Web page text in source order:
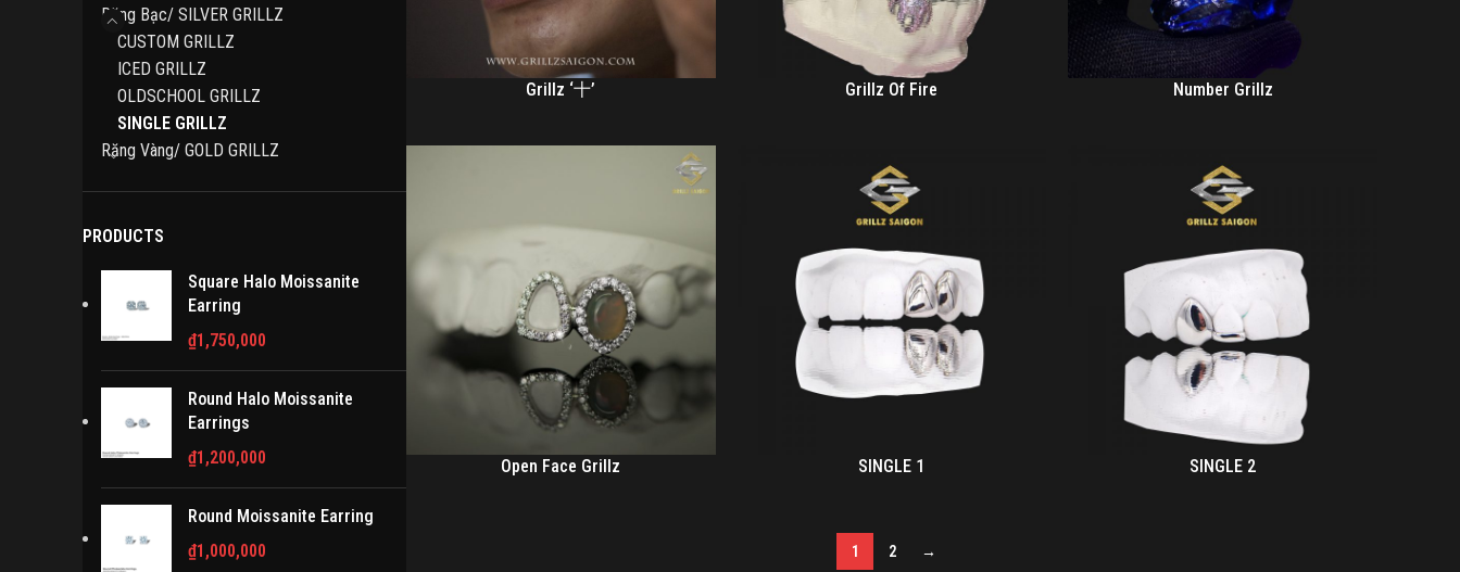
Răng Bạc/ SILVER GRILLZ
CUSTOM GRILLZ
ICED GRILLZ
OLDSCHOOL GRILLZ
SINGLE GRILLZ
Răng Vàng/ GOLD GRILLZ
PRODUCTS
Square Halo Moissanite
Earring
₫1,750,000
Round Halo Moissanite
Earrings
₫1,200,000
Round Moissanite Earring
₫1,000,000
Grillz ‘十’ Grillz Of Fire Number Grillz
Open Face Grillz SINGLE 1 SINGLE 2
1 2 →